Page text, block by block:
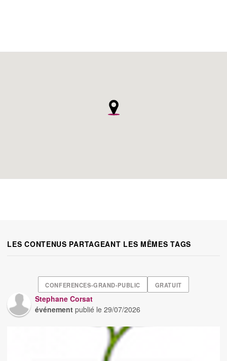
LES CONTENUS PARTAGEANT LES MÊMES TAGS
CONFERENCES-GRAND-PUBLIC GRATUIT
Stephane Corsat
événement publié le29/07/2026